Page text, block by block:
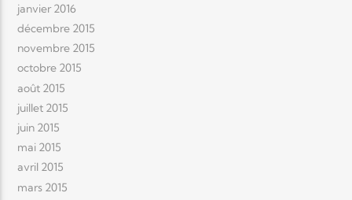
janvier 2016
décembre 2015
novembre 2015
octobre 2015
août 2015
juillet 2015
juin 2015
mai 2015
avril 2015
mars 2015